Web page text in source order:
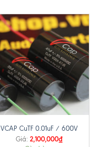
VCAP CuTF 0.01uF / 600V
Giá: 2,100,000₫